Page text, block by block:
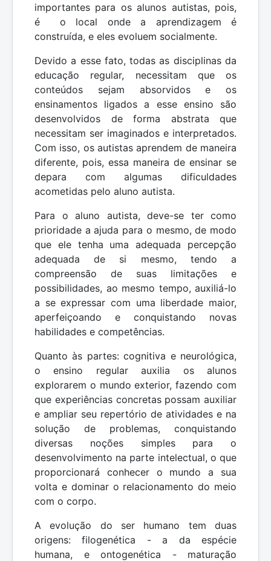
importantes para os alunos autistas, pois,
é o local onde a aprendizagem é
construída, e eles evoluem socialmente.
Devido a esse fato, todas as disciplinas da
educação regular, necessitam que os
conteúdos sejam absorvidos e os
ensinamentos ligados a esse ensino são
desenvolvidos de forma abstrata que
necessitam ser imaginados e interpretados.
Com isso, os autistas aprendem de maneira
diferente, pois, essa maneira de ensinar se
depara com algumas dificuldades
acometidas pelo aluno autista.
Para o aluno autista, deve-se ter como
prioridade a ajuda para o mesmo, de modo
que ele tenha uma adequada percepção
adequada de si mesmo, tendo a
compreensão de suas limitações e
possibilidades, ao mesmo tempo, auxiliá-lo
a se expressar com uma liberdade maior,
aperfeiçoando e conquistando novas
habilidades e competências.
Quanto às partes: cognitiva e neurológica,
o ensino regular auxilia os alunos
explorarem o mundo exterior, fazendo com
que experiências concretas possam auxiliar
e ampliar seu repertório de atividades e na
solução de problemas, conquistando
diversas noções simples para o
desenvolvimento na parte intelectual, o que
proporcionará conhecer o mundo a sua
volta e dominar o relacionamento do meio
com o corpo.
A evolução do ser humano tem duas
origens: filogenética - a da espécie
humana, e ontogenética - maturação